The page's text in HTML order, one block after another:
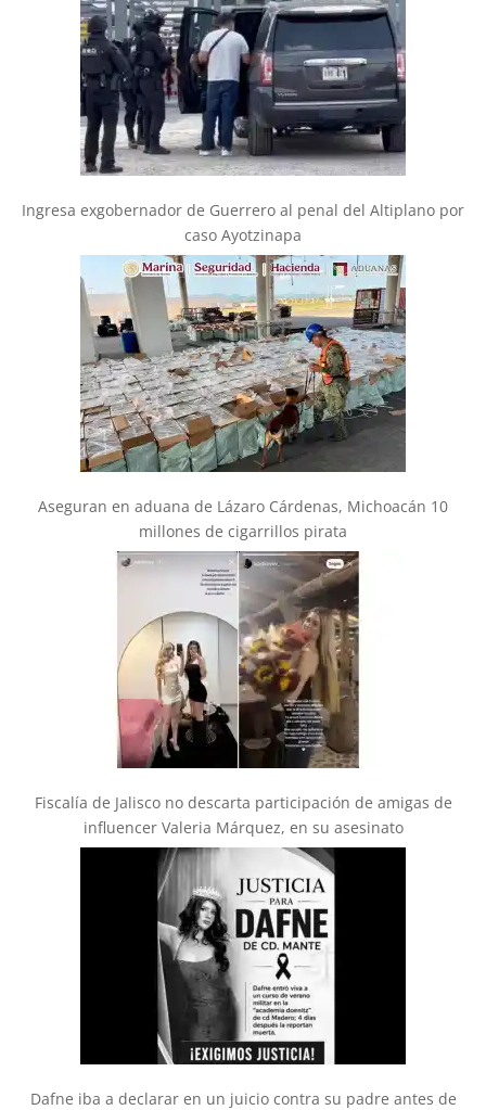
Ingresa exgobernador de Guerrero al penal del Altiplano por
caso Ayotzinapa
Aseguran en aduana de Lázaro Cárdenas, Michoacán 10
millones de cigarrillos pirata
Fiscalía de Jalisco no descarta participación de amigas de
influencer Valeria Márquez, en su asesinato
Dafne iba a declarar en un juicio contra su padre antes de